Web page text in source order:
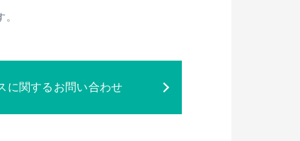
に関するお問い合わせ